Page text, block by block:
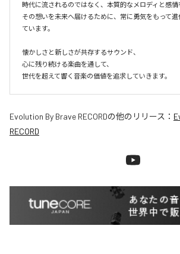
時代に流されるのではなく、本質的なメロディと感情
その想いを未来へ届けるために、常に勇気をもって
ています。
懐かしさと新しさが共存するサウンド、
心に残り続ける楽曲を通して、
世代を超えて響く音楽の価値を追求していきます。
Evolution By Brave RECORDの他のリリース：
RECORD